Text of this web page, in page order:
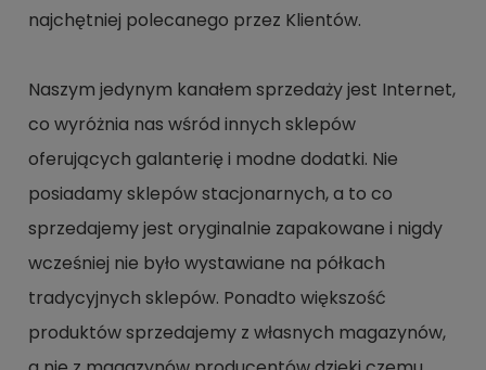
najchętniej polecanego przez Klientów.
Naszym jedynym kanałem sprzedaży jest Internet,
co wyróżnia nas wśród innych sklepów
oferujących galanterię i modne dodatki. Nie
posiadamy sklepów stacjonarnych, a to co
sprzedajemy jest oryginalnie zapakowane i nigdy
wcześniej nie było wystawiane na półkach
tradycyjnych sklepów. Ponadto większość
produktów sprzedajemy z własnych magazynów,